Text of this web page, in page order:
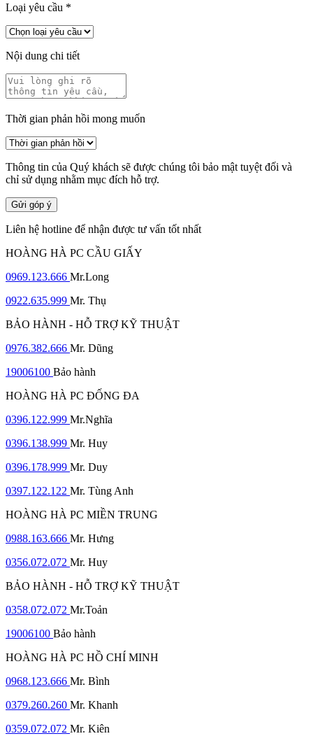
Loại yêu cầu *
Nội dung chi tiết
Thời gian phản hồi mong muốn
Thông tin của Quý khách sẽ được chúng tôi bảo mật tuyệt đối và
chỉ sử dụng nhằm mục đích hỗ trợ.
Gửi góp ý
Liên hệ hotline để nhận được tư vấn tốt nhất
HOÀNG HÀ PC CẦU GIẤY
0969.123.666 Mr.Long
0922.635.999 Mr. Thụ
BẢO HÀNH - HỖ TRỢ KỸ THUẬT
0976.382.666 Mr. Dũng
19006100 Bảo hành
HOÀNG HÀ PC ĐỐNG ĐA
0396.122.999 Mr.Nghĩa
0396.138.999 Mr. Huy
0396.178.999 Mr. Duy
0397.122.122 Mr. Tùng Anh
HOÀNG HÀ PC MIỀN TRUNG
0988.163.666 Mr. Hưng
0356.072.072 Mr. Huy
BẢO HÀNH - HỖ TRỢ KỸ THUẬT
0358.072.072 Mr.Toản
19006100 Bảo hành
HOÀNG HÀ PC HỒ CHÍ MINH
0968.123.666 Mr. Bình
0379.260.260 Mr. Khanh
0359.072.072 Mr. Kiên